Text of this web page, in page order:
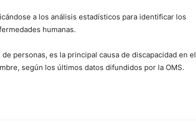
a los análisis estadísticos para identificar los
humanas.
personas, es la principal causa de discapacidad en el
según los últimos datos difundidos por la OMS.